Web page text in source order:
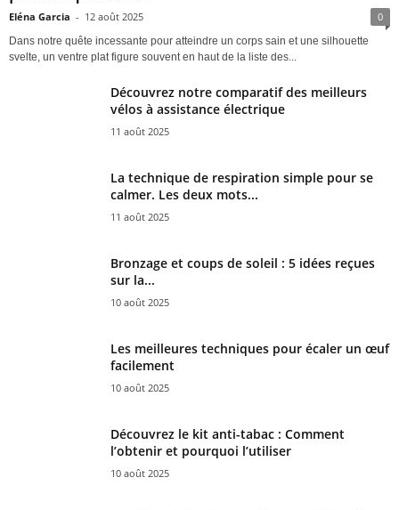
Eléna Garcia - 12 août 2025 0
Dans notre quête incessante pour atteindre un corps sain et une silhouette
svelte, un ventre plat figure souvent en haut de la liste des...
Découvrez notre comparatif des meilleurs
vélos à assistance électrique
11 août 2025
La technique de respiration simple pour se
calmer. Les deux mots...
11 août 2025
Bronzage et coups de soleil : 5 idées reçues
sur la...
10 août 2025
Les meilleures techniques pour écaler un œuf
facilement
10 août 2025
Découvrez le kit anti-tabac : Comment
l’obtenir et pourquoi l’utiliser
10 août 2025